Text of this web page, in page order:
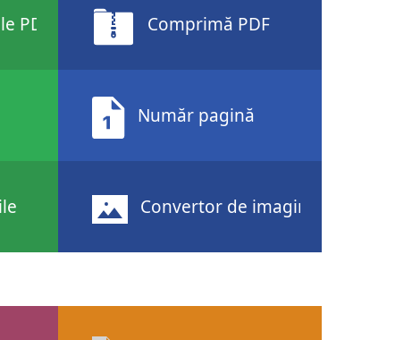
PDF Comprimă PDF
Număr pagină
Convertor de imagini